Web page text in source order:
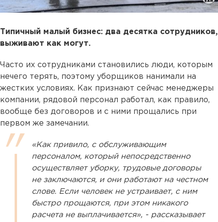
Типичный малый бизнес: два десятка сотрудников,
выживают как могут.
Часто их сотрудниками становились люди, которым
нечего терять, поэтому уборщиков нанимали на
жестких условиях. Как признают сейчас менеджеры
компании, рядовой персонал работал, как правило,
вообще без договоров и с ними прощались при
первом же замечании.
«Как привило, с обслуживающим
персоналом, который непосредственно
осуществляет уборку, трудовые договоры
не заключаются, и они работают на честном
слове. Если человек не устраивает, с ним
быстро прощаются, при этом никакого
расчета не выплачивается», - рассказывает